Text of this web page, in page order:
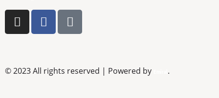
© 2023 All rights reserved | Powered by .